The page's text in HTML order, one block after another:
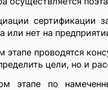
сертификации
или нет на
этапе проводятся
цели, но и
этапе по